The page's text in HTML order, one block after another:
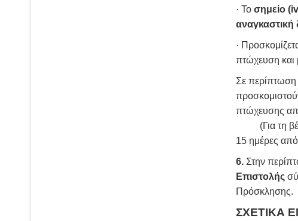
· Το σημείο
αναγκαστική
·
πτώχευση και
Σε περίπτωση
πτώχευσης
(Για τη
15 ημέρες
6.Στην
Επιστολής
Πρόσκλησης.
ΣΧΕΤΙΚΑ